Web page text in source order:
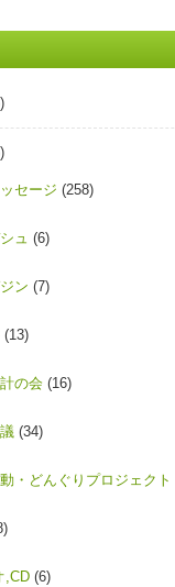
セージ (258)
ュ (6)
ン (7)
(13)
の会 (16)
(34)
・どんぐりプロジェクト
,CD (6)